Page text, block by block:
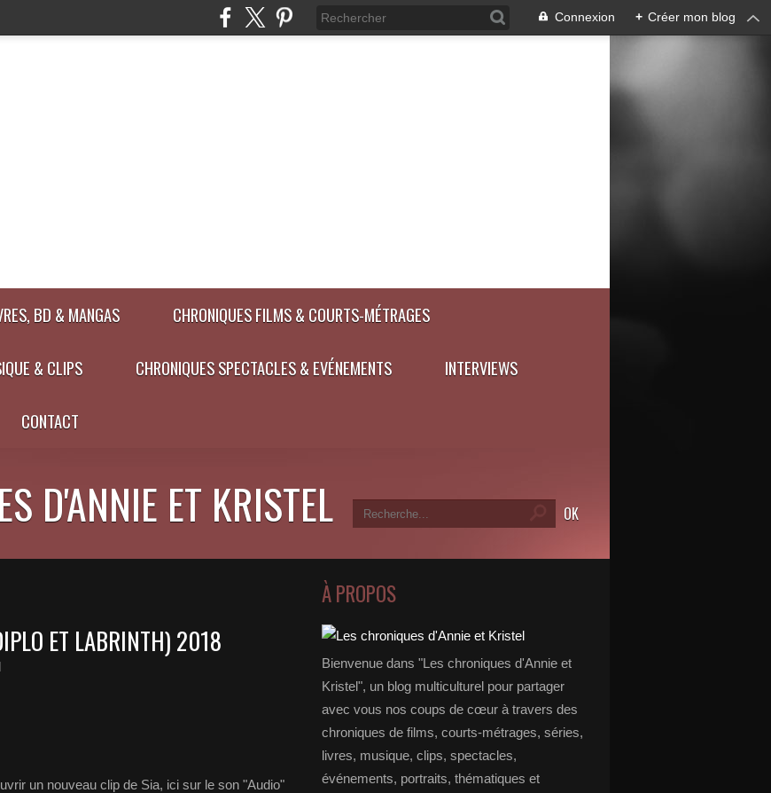
Connexion + Créer mon blog
BD & MANGAS CHRONIQUES FILMS & COURTS-MÉTRAGES
& CLIPS CHRONIQUES SPECTACLES & EVÉNEMENTS INTERVIEWS
CONTACT
D'ANNIE ET KRISTEL
ET LABRINTH) 2018
un nouveau clip de Sia, ici sur le son "Audio"
À PROPOS
Bienvenue dans "Les chroniques d'Annie et
Kristel", un blog multiculturel pour partager
avec vous nos coups de cœur à travers des
chroniques de films, courts-métrages, séries,
livres, musique, clips, spectacles,
événements, portraits, thématiques et